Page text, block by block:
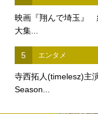
映画『翔んで埼玉』
大集...
5 エンタメ
寺西拓人(timelesz)主
Season...